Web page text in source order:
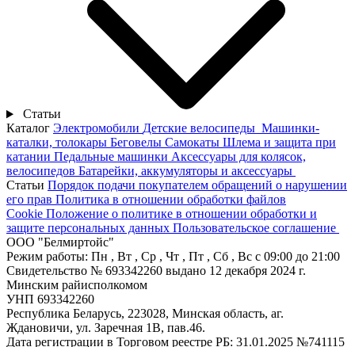
Статьи
Каталог Электромобили Детские велосипеды Машинки-
каталки, толокары Беговелы Самокаты Шлема и защита при
катании Педальные машинки Аксессуары для колясок,
велосипедов Батарейки, аккумуляторы и аксессуары
Статьи Порядок подачи покупателем обращений о нарушении
его прав Политика в отношении обработки файлов
Cookie Положение о политике в отношении обработки и
защите персональных данных Пользовательское соглашение
ООО "Белмиртойс"
Режим работы: Пн , Вт , Ср , Чт , Пт , Сб , Вс c 09:00 до 21:00
Свидетельство № 693342260 выдано 12 декабря 2024 г.
Минским райисполкомом
УНП 693342260
Республика Беларусь, 223028, Минская область, аг.
Ждановичи, ул. Заречная 1В, пав.46.
Дата регистрации в Торговом реестре РБ: 31.01.2025 №741115